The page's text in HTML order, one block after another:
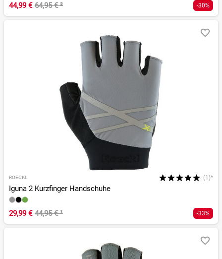
44,99 € 64,95 €² -30%
ROECKL (1)*
Iguna 2 Kurzfinger Handschuhe
29,99 € 44,95 €¹ -33%